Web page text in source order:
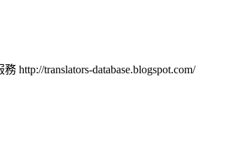
translators-database.blogspot.com/